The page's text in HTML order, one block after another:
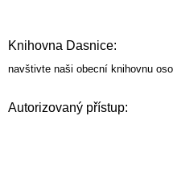
Knihovna Dasnice:
navštivte naši obecní knihovnu
Autorizovaný přístup: